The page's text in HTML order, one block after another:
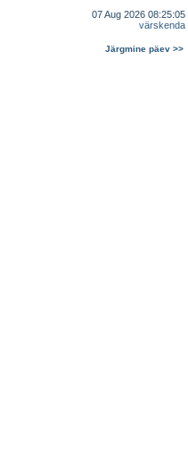
07 Aug 2026 08:25:05
värskenda
Järgmine päev >>